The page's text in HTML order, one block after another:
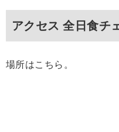
アクセス 全日食チ
場所はこちら。